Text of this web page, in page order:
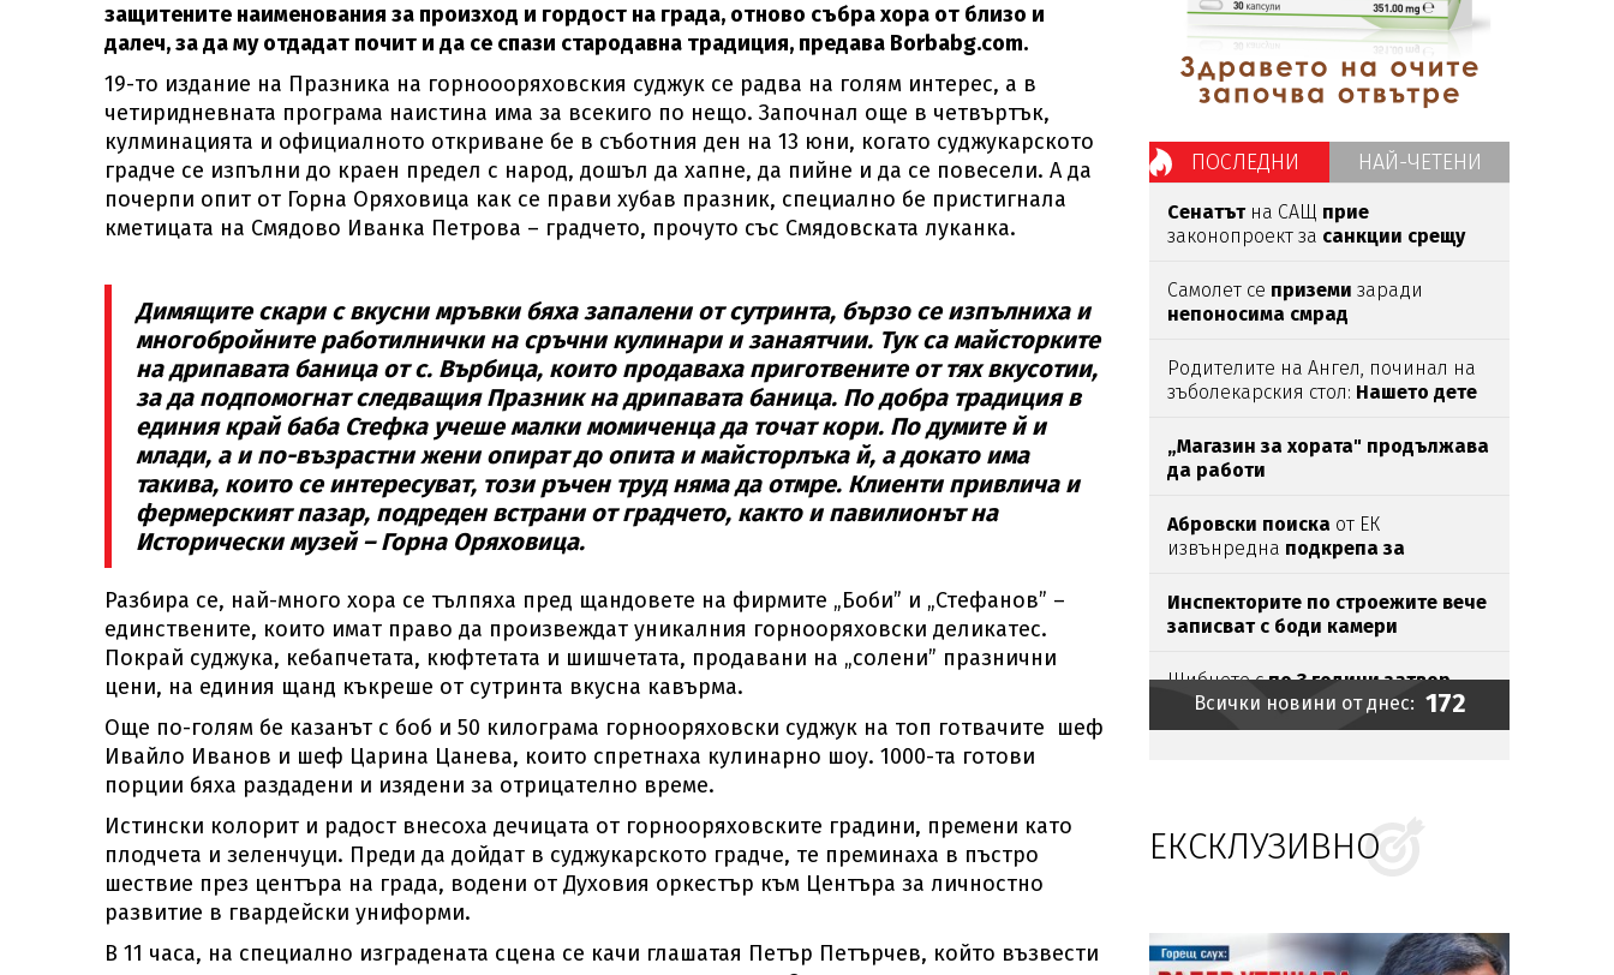
защитените наименования за произход и гордост на града, отново събра хора от близо и
далеч, за да му отдадат почит и да се спази стародавна традиция, предава Borbabg.com.
19-то издание на Празника на горноооряховския суджук се радва на голям интерес, а в
четиридневната програма наистина има за всекиго по нещо. Започнал още в четвъртък,
кулминацията и официалното откриване бе в съботния ден на 13 юни, когато суджукарското
градче се изпълни до краен предел с народ, дошъл да хапне, да пийне и да се повесели. А да
почерпи опит от Горна Оряховица как се прави хубав празник, специално бе пристигнала
кметицата на Смядово Иванка Петрова – градчето, прочуто със Смядовската луканка.
Димящите скари с вкусни мръвки бяха запалени от сутринта, бързо се изпълниха и
многобройните работилнички на сръчни кулинари и занаятчии. Тук са майсторките
на дрипавата баница от с. Върбица, които продаваха приготвените от тях вкусотии,
за да подпомогнат следващия Празник на дрипавата баница. По добра традиция в
единия край баба Стефка учеше малки момиченца да точат кори. По думите й и
млади, а и по-възрастни жени опират до опита и майсторлъка й, а докато има
такива, които се интересуват, този ръчен труд няма да отмре. Клиенти привлича и
фермерският пазар, подреден встрани от градчето, както и павилионът на
Исторически музей – Горна Оряховица.
Разбира се, най-много хора се тълпяха пред щандовете на фирмите „Боби” и „Стефанов” –
единствените, които имат право да произвеждат уникалния горнооряховски деликатес.
Покрай суджука, кебапчетата, кюфтетата и шишчетата, продавани на „солени” празнични
цени, на единия щанд къкреше от сутринта вкусна кавърма.
Още по-голям бе казанът с боб и 50 килограма горнооряховски суджук на топ готвачите шеф
Ивайло Иванов и шеф Царина Цанева, които спретнаха кулинарно шоу. 1000-та готови
порции бяха раздадени и изядени за отрицателно време.
Истински колорит и радост внесоха дечицата от горнооряховските градини, премени като
плодчета и зеленчуци. Преди да дойдат в суджукарското градче, те преминаха в пъстро
шествие през центъра на града, водени от Духовия оркестър към Центъра за личностно
развитие в гвардейски униформи.
В 11 часа, на специално изградената сцена се качи глашатая Петър Петърчев, който възвести
ПОСЛЕДНИ НАЙ-ЧЕТЕНИ
Сенатътна САЩ прие
законопроект за санкции срещу
Самолет се приземи заради
непоносима смрад
Родителите на Ангел, починал на
зъболекарския стол: Нашето дете
който еантидотътнаупойката
„Магазин за хората" продължава
да работи
Абровски поиска от ЕК
извънредна подкрепа за
„Свиневъдство“
Инспекторите по строежите вече
записват с боди камери
Шибнете спо 3 години затвор
гамените убийцисамо за
свастиките. Отделно- за
Федераленсъд блокира
набалната зала на Тръмп
подкупвала съдии със... секс
Всички новини от днес: 172
ЕКСКЛУЗИВНО